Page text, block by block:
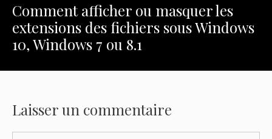
Comment afficher ou masquer les
extensions des fichiers sous Windows
10, Windows 7 ou 8.1
Laisser un commentaire